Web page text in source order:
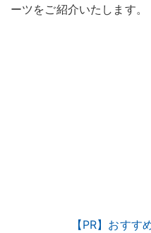
ーツをご紹介いたします。
【PR】おすす